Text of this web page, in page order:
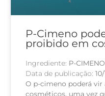
P-Cimeno
proibido em
Ingrediente: P-CIMENO
Data de publicação:
O p-cimeno poderá
cosméticos, uma vez